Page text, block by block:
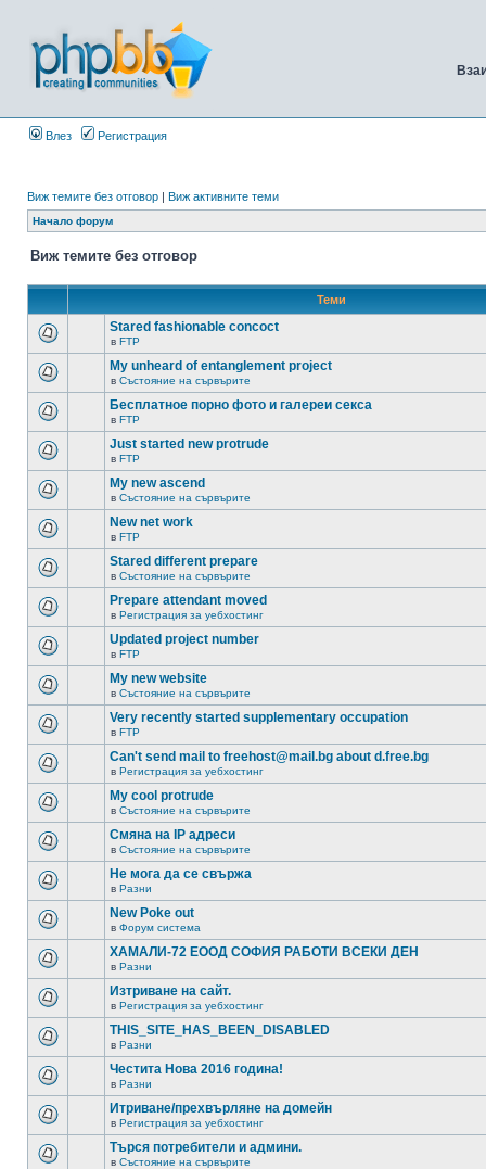
Влез Регистрация
Виж темите без отговор | Виж активните теми
Начало форум
Виж темите без отговор
Теми
Stared fashionable concoct
в FTP
My unheard of entanglement project
в Състояние на сървърите
Бесплатное порно фото и галереи секса
в FTP
Just started new protrude
в FTP
My new ascend
в Състояние на сървърите
New net work
в FTP
Stared different prepare
в Състояние на сървърите
Prepare attendant moved
в Регистрация за уебхостинг
Updated project number
в FTP
My new website
в Състояние на сървърите
Very recently started supplementary occupation
в FTP
Can't send mail to freehost@mail.bg about d.free.bg
в Регистрация за уебхостинг
My cool protrude
в Състояние на сървърите
Смяна на IP адреси
в Състояние на сървърите
Не мога да се свържа
в Разни
New Poke out
в Форум система
ХАМАЛИ-72 ЕООД СОФИЯ РАБОТИ ВСЕКИ ДЕН
в Разни
Изтриване на сайт.
в Регистрация за уебхостинг
THIS_SITE_HAS_BEEN_DISABLED
в Разни
Честита Нова 2016 година!
в Разни
Итриване/прехвърляне на домейн
в Регистрация за уебхостинг
Търся потребители и админи.
в Състояние на сървърите